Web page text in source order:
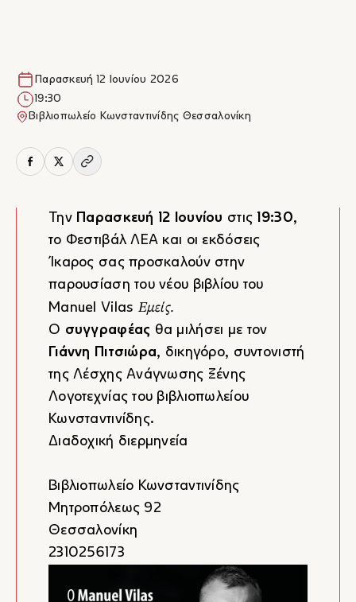
Παρασκευή 12 Ιουνίου 2026
19:30
Βιβλιοπωλείο Κωνσταντινίδης Θεσσαλονίκη
Την Παρασκευή 12 Ιουνίου στις 19:30,
το Φεστιβάλ ΛΕΑ και οι εκδόσεις
Ίκαρος σας προσκαλούν στην
παρουσίαση του νέου βιβλίου του
Manuel VilasΕμείς.
O συγγραφέας θα μιλήσει με τον
Γιάννη Πιτσιώρα, δικηγόρο, συντονιστή
της Λέσχης Ανάγνωσης Ξένης
Λογοτεχνίας του βιβλιοπωλείου
Κωνσταντινίδης.
Διαδοχική διερμηνεία
Βιβλιοπωλείο Κωνσταντινίδης
Μητροπόλεως 92
Θεσσαλονίκη
2310256173